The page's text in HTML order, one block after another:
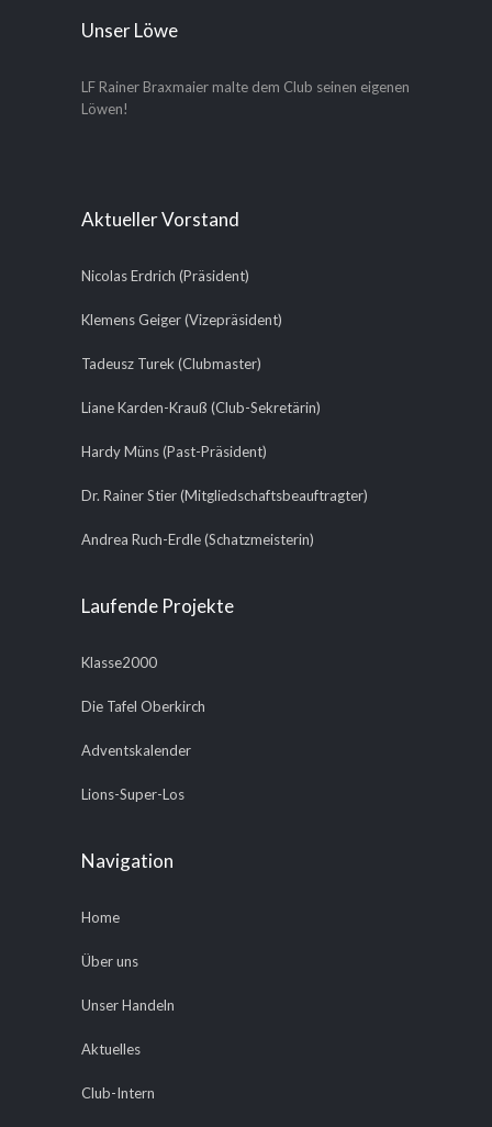
Unser Löwe
LF Rainer Braxmaier malte dem Club seinen eigenen
Löwen!
Aktueller Vorstand
Nicolas Erdrich (Präsident)
Klemens Geiger (Vizepräsident)
Tadeusz Turek (Clubmaster)
Liane Karden-Krauß (Club-Sekretärin)
Hardy Müns (Past-Präsident)
Dr. Rainer Stier (Mitgliedschaftsbeauftragter)
Andrea Ruch-Erdle (Schatzmeisterin)
Laufende Projekte
Klasse2000
Die Tafel Oberkirch
Adventskalender
Lions-Super-Los
Navigation
Home
Über uns
Unser Handeln
Aktuelles
Club-Intern